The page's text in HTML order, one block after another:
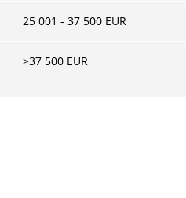
25 001 - 37 500 EUR
>37 500 EUR